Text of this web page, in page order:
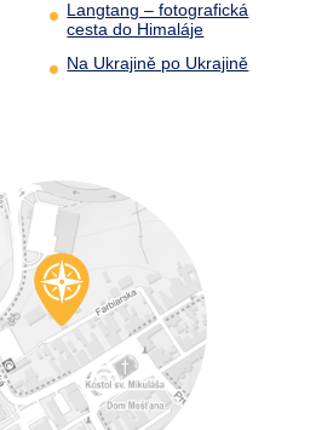
Langtang – fotografická
cesta do Himaláje
Na Ukrajině po Ukrajině